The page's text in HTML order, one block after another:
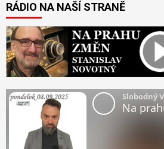
RÁDIO NA NAŠÍ STRANĚ